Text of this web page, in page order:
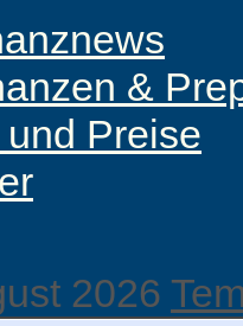
&
Preise
2026